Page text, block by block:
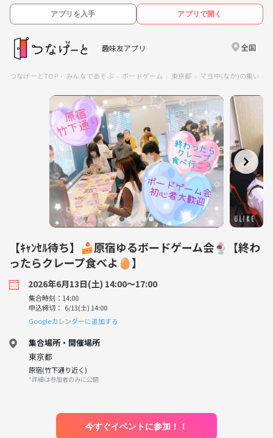
アプリを入手 アプリで開く
趣味友アプリ 全国
つなげーとTOP みんなであそぶ ボードゲーム 東京都 マヨ中(なか)の集い
【ｷｬﾝｾﾙ待ち】🍰原宿ゆるボードゲーム会🍨【終わ
ったらクレープ食べよ🥚】
2026年6月13日(土) 14:00〜17:00
集合時刻：14:00
申込締切： 6/13(土) 14:00
Googleカレンダーに追加する
集合場所・開催場所
東京都
原宿(竹下通り近く)
*詳細は参加者のみに公開
今すぐイベントに参加！！